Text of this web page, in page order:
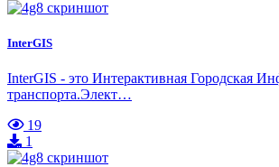
InterGIS
InterGIS - это Интерактивная Городская
транспорта.Элект…
19
1